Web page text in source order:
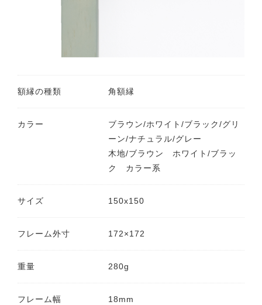
額縁の種類 角額縁
カラー
ブラウン/ホワイト/ブラック/グリ
ーン/ナチュラル/グレー
木地/ブラウン ホワイト/ブラッ
ク カラー系
サイズ 150x150
フレーム外寸 172×172
重量 280g
フレーム幅 18mm